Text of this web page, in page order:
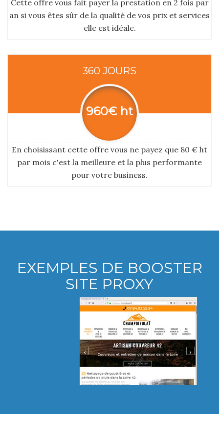
Cette offre vous fait payer la prestation en 2 fois par
an si vous êtes sûr de la qualité de vos prix et services
elle est idéale.
360 JOURS
960€ ht
En choisissant cette offre vous ne payez que 80 € ht
par mois c'est la meilleure et la plus performante
pour votre business.
EXEMPLES DE BOOSTER
SITE PROXY